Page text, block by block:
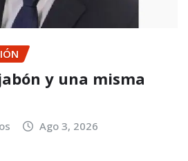
y una misma
Ago 3, 2026